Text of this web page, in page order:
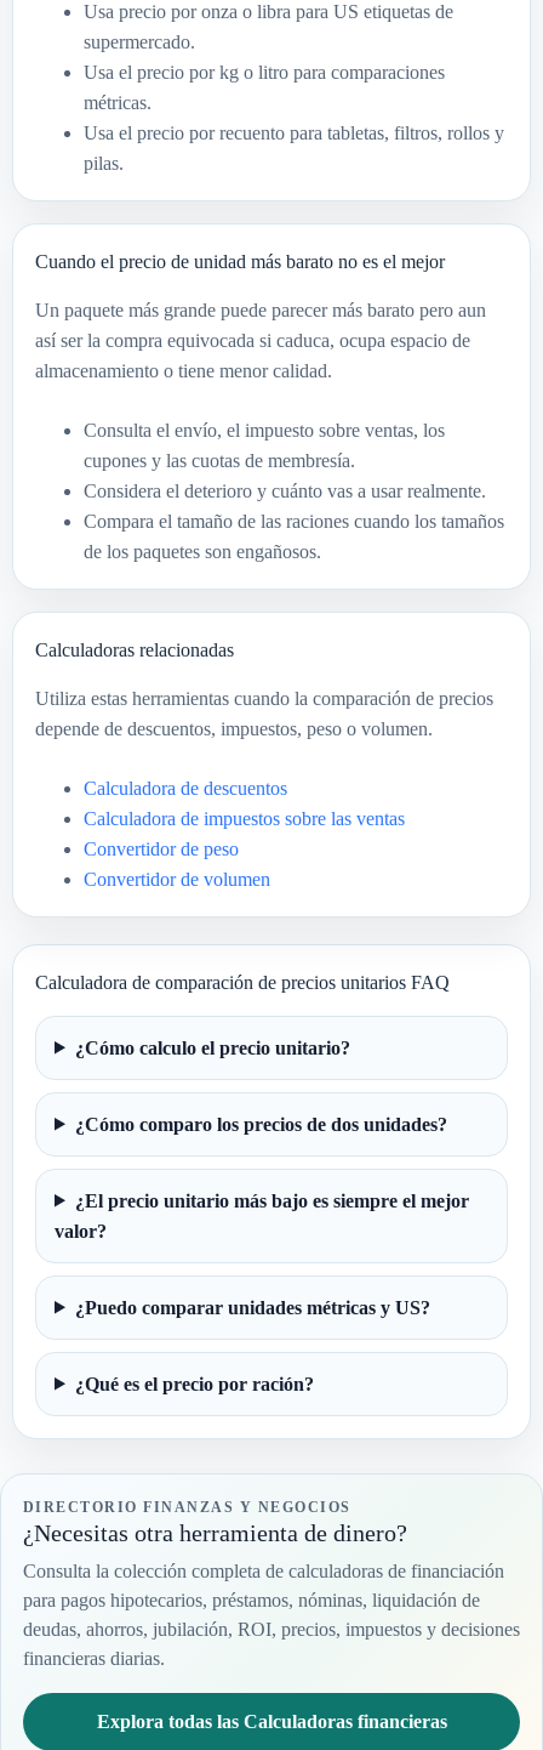
Usa precio por onza o libra para US etiquetas de
supermercado.
Usa el precio por kg o litro para comparaciones
métricas.
Usa el precio por recuento para tabletas, filtros, rollos y
pilas.
Cuando el precio de unidad más barato no es el mejor
Un paquete más grande puede parecer más barato pero aun
así ser la compra equivocada si caduca, ocupa espacio de
almacenamiento o tiene menor calidad.
Consulta el envío, el impuesto sobre ventas, los
cupones y las cuotas de membresía.
Considera el deterioro y cuánto vas a usar realmente.
Compara el tamaño de las raciones cuando los tamaños
de los paquetes son engañosos.
Calculadoras relacionadas
Utiliza estas herramientas cuando la comparación de precios
depende de descuentos, impuestos, peso o volumen.
Calculadora de descuentos
Calculadora de impuestos sobre las ventas
Convertidor de peso
Convertidor de volumen
Calculadora de comparación de precios unitarios FAQ
¿Cómo calculo el precio unitario?
¿Cómo comparo los precios de dos unidades?
¿El precio unitario más bajo es siempre el mejor
valor?
¿Puedo comparar unidades métricas y US?
¿Qué es el precio por ración?
DIRECTORIO FINANZAS Y NEGOCIOS
¿Necesitas otra herramienta de dinero?
Consulta la colección completa de calculadoras de financiación
para pagos hipotecarios, préstamos, nóminas, liquidación de
deudas, ahorros, jubilación, ROI, precios, impuestos y decisiones
financieras diarias.
Explora todas las Calculadoras financieras